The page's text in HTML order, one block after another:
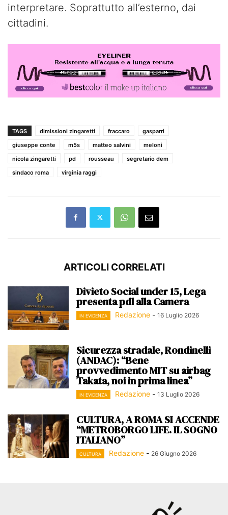
interpretare. Soprattutto all’esterno, dai
cittadini.
TAGS dimissioni zingaretti fraccaro
gasparri
giuseppe conte
m5s matteo salvini
meloni
nicola zingaretti
pd rousseau
segretario dem
sindaco roma
virginia raggi
ARTICOLI CORRELATI
Divieto Social under 15, Lega
presenta pdl alla Camera
IN EVIDENZA Redazione - 16 Luglio 2026
Sicurezza stradale, Rondinelli
(ANDAC): “Bene
provvedimento MIT su airbag
Takata, noi in prima linea”
IN EVIDENZA Redazione - 13 Luglio 2026
CULTURA, A ROMA SI ACCENDE
“METROBORGO LIFE. IL SOGNO
ITALIANO”
CULTURA Redazione - 26 Giugno 2026